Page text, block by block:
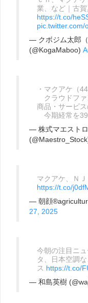
業、など｜古
https://t.co/
pic.twitter.com/
— クボジム太郎（
(@KogaMaboo)
・マクアケ（
クラウドファ
商品・サービ
今期経常を39
— 株式マエスト
マクアケ、Ｎ
https://t.co/
— 朝顔
27, 2025
今朝の注目ニ
タ、日本空調
ス https://t.co/
— 和島英樹